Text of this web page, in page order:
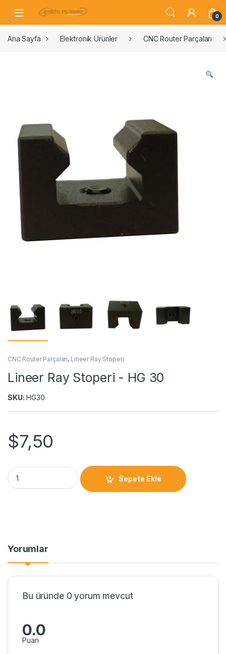
0
Ana Sayfa Elektronik Ürünler CNC Router Parçaları
CNC Router Parçaları, Lineer Ray Stoperi
Lineer Ray Stoperi - HG 30
SKU: HG30
$7,50
Sepete Ekle
Yorumlar
Bu üründe 0 yorum mevcut
0.0
Puan